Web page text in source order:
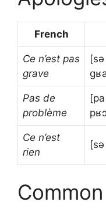
French
Ce n’est pas
grave
Pas de
problème
Ce n’est
rien